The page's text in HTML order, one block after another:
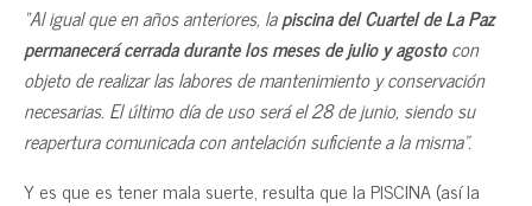
“Al igual que en años anteriores, lapiscina del Cuartel de La Paz
permanecerá cerrada durante los meses de julio y agostocon
objeto de realizar las labores de mantenimiento y conservación
necesarias. El último día de uso será el 28 de junio, siendo su
reapertura comunicada con antelación suficiente a la misma”.
Y es que es tener mala suerte, resulta que la PISCINA (así la